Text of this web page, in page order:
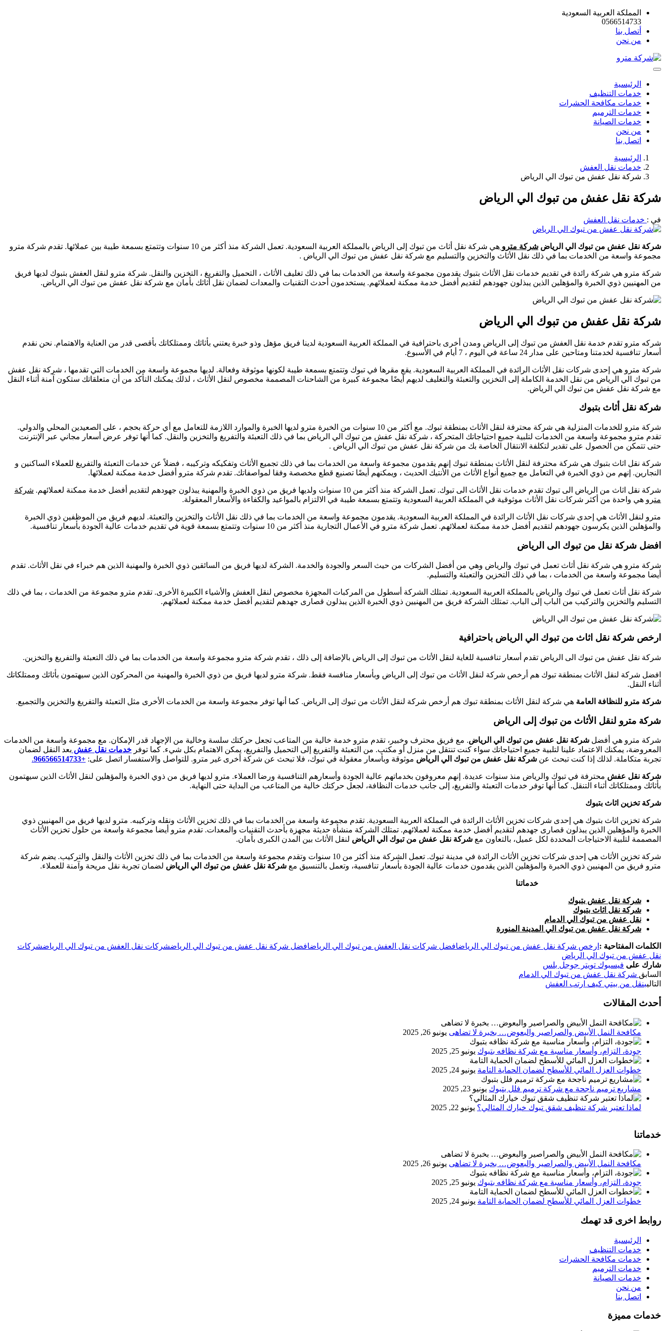
المملكة العربية السعودية
0566514733
أتصل بنا
من نحن
الرئيسية
خدمات التنظيف
خدمات مكافحة الحشرات
خدمات الترميم
خدمات الصيانة
من نحن
اتصل بنا
الرئيسية
خدمات نقل العفش
شركة نقل عفش من تبوك الي الرياض
شركة نقل عفش من تبوك الي الرياض
في : خدمات نقل العفش
شركة نقل عفش من تبوك الي الرياض شركة مترو
هي شركة نقل أثاث من تبوك إلى الرياض بالمملكة العربية السعودية. تعمل الشركة منذ أكثر من 10 سنوات وتتمتع بسمعة طيبة بين عملائها. تقدم شركة مترو
مجموعة واسعة من الخدمات بما في ذلك نقل الأثاث والتخزين والتسليم مع شركة نقل عفش من تبوك الي الرياض .
شركة مترو هي شركة رائدة في تقديم خدمات نقل الأثاث بتبوك يقدمون مجموعة واسعة من الخدمات بما في ذلك تغليف الأثاث ، التحميل والتفريغ ، التخزين والنقل. شركة مترو لنقل العفش بتبوك لديها فريق
من المهنيين ذوي الخبرة والمؤهلين الذين يبذلون جهودهم لتقديم أفضل خدمة ممكنة لعملائهم. يستخدمون أحدث التقنيات والمعدات لضمان نقل أثاثك بأمان مع شركة نقل عفش من تبوك الي الرياض.
شركة نقل عفش من تبوك الي الرياض
شركه مترو تقدم خدمة نقل العفش من تبوك إلى الرياض ومدن أخرى باحترافية في المملكة العربية السعودية لدينا فريق مؤهل وذو خبرة يعتني بأثاثك وممتلكاتك بأقصى قدر من العناية والاهتمام. نحن نقدم
أسعار تنافسية لخدمتنا ومتاحين على مدار 24 ساعة في اليوم ، 7 أيام في الأسبوع.
شركة مترو هي إحدى شركات نقل الأثاث الرائدة في المملكة العربية السعودية. يقع مقرها في تبوك وتتمتع بسمعة طيبة لكونها موثوقة وفعالة. لديها مجموعة واسعة من الخدمات التي تقدمها ، شركة نقل عفش
من تبوك الي الرياض من نقل الخدمة الكاملة إلى التخزين والتعبئة والتغليف لديهم أيضًا مجموعة كبيرة من الشاحنات المصممة مخصوص لنقل الأثاث ، لذلك يمكنك التأكد من أن متعلقاتك ستكون آمنة أثناء النقل
مع شركة نقل عفش من تبوك الي الرياض.
شركة نقل أثاث بتبوك
شركة مترو للخدمات المنزلية هي شركة محترفة لنقل الأثاث بمنطقة تبوك. مع أكثر من 10 سنوات من الخبرة مترو لديها الخبرة والموارد اللازمة للتعامل مع أي حركة بحجم ، على الصعيدين المحلي والدولي.
تقدم مترو مجموعة واسعة من الخدمات لتلبية جميع احتياجاتك المتحركة ، شركة نقل عفش من تبوك الي الرياض بما في ذلك التعبئة والتفريغ والتخزين والنقل. كما أنها توفر عرض أسعار مجاني عبر الإنترنت
حتى تتمكن من الحصول على تقدير لتكلفة الانتقال الخاصة بك من شركة نقل عفش من تبوك الي الرياض .
شركة نقل اثاث بتبوك هي شركة محترفة لنقل الأثاث بمنطقة تبوك إنهم يقدمون مجموعة واسعة من الخدمات بما في ذلك تجميع الأثاث وتفكيكه وتركيبه ، فضلاً عن خدمات التعبئة والتفريغ للعملاء الساكنين و
النجارين. إنهم من ذوي الخبرة في التعامل مع جميع أنواع الأثاث من الأنتيك الحديث ، ويمكنهم أيضًا تصنيع قطع مخصصة وفقا لمواصفاتك. تقدم شركة مترو أفضل خدمة ممكنة لعملائها.
شركة نقل اثاث من الرياض الى تبوك تقدم خدمات نقل الأثاث الى تبوك. تعمل الشركة منذ أكثر من 10 سنوات ولديها فريق من ذوي الخبرة والمهنية يبذلون جهودهم لتقديم أفضل خدمة ممكنة لعملائهم.
شركة
مترو هي واحدة من أكثر شركات نقل الأثاث موثوقية في المملكة العربية السعودية وتتمتع بسمعة طيبة في الالتزام بالمواعيد والكفاءة والأسعار المعقولة.
مترو لنقل الأثاث هي إحدى شركات نقل الأثاث الرائدة في المملكة العربية السعودية. يقدمون مجموعة واسعة من الخدمات بما في ذلك نقل الأثاث والتخزين والتعبئة. لديهم فريق من الموظفين ذوي الخبرة
والمؤهلين الذين يكرسون جهودهم لتقديم أفضل خدمة ممكنة لعملائهم. تعمل شركة مترو في الأعمال التجارية منذ أكثر من 10 سنوات وتتمتع بسمعة قوية في تقديم خدمات عالية الجودة بأسعار تنافسية.
افضل شركة نقل من تبوك الى الرياض
شركة مترو هي شركة نقل أثاث تعمل في تبوك والرياض وهي من أفضل الشركات من حيث السعر والجودة والخدمة. الشركة لديها فريق من السائقين ذوي الخبرة والمهنية الذين هم خبراء في نقل الأثاث. تقدم
أيضا مجموعة واسعة من الخدمات ، بما في ذلك التخزين والتعبئة والتسليم.
شركة نقل أثاث تعمل في تبوك والرياض بالمملكة العربية السعودية. تمتلك الشركة أسطول من المركبات المجهزة مخصوص لنقل العفش والأشياء الكبيرة الأخرى. تقدم مترو مجموعة من الخدمات ، بما في ذلك
التسليم والتخزين والتركيب من الباب إلى الباب. تمتلك الشركة فريق من المهنيين ذوي الخبرة الذين يبذلون قصارى جهدهم لتقديم أفضل خدمة ممكنة لعملائهم.
ارخص شركة نقل اثاث من تبوك الي الرياض باحترافية
شركة نقل عفش من تبوك الى الرياض تقدم أسعار تنافسية للغاية لنقل الأثاث من تبوك إلى الرياض بالإضافة إلى ذلك ، تقدم شركة مترو مجموعة واسعة من الخدمات بما في ذلك التعبئة والتفريغ والتخزين.
افضل شركة لنقل الأثاث بمنطقة تبوك هم أرخص شركة لنقل الأثاث من تبوك إلى الرياض وبأسعار منافسة فقط. شركة مترو لديها فريق من ذوي الخبرة والمهنية من المحركون الذين سيهتمون بأثاثك وممتلكاتك
أثناء النقل.
شركة مترو للنظافة العامة هي شركة لنقل الأثاث بمنطقة تبوك هم أرخص شركة لنقل الأثاث من تبوك إلى الرياض. كما أنها توفر مجموعة واسعة من الخدمات الأخرى مثل التعبئة والتفريغ والتخزين والتجميع.
شركة مترو لنقل الأثاث من تبوك إلى الرياض
شركة مترو هي أفضل شركة نقل عفش من تبوك الي الرياض. مع فريق محترف وخبير، تقدم مترو خدمة خالية من المتاعب تجعل حركتك سلسة وخالية من الإجهاد قدر الإمكان. مع مجموعة واسعة من الخدمات
المعروضة، يمكنك الاعتماد علينا لتلبية جميع احتياجاتك سواء كنت تنتقل من منزل أو مكتب. من التعبئة والتفريغ إلى التحميل والتفريغ، يمكن الاهتمام بكل شيء. كما توفر خدمات نقل عفش بعد النقل لضمان
تجربة متكاملة. لذلك إذا كنت تبحث عن شركة نقل عفش من تبوك الي الرياض موثوقة وبأسعار معقولة في تبوك، فلا تبحث عن شركة أخرى غير مترو. للتواصل والاستفسار اتصل على: +966566514733‎‏
.
شركة نقل عفش محترفة في تبوك والرياض منذ سنوات عديدة. إنهم معروفون بخدماتهم عالية الجودة وأسعارهم التنافسية ورضا العملاء. مترو لديها فريق من ذوي الخبرة والمؤهلين لنقل الأثاث الذين سيهتمون
بأثاثك وممتلكاتك أثناء التنقل. كما أنها توفر خدمات التعبئة والتفريغ، إلى جانب خدمات النظافة، لجعل حركتك خالية من المتاعب من البداية حتى النهاية.
شركة تخزين اثاث بتبوك
شركة تخزين اثاث بتبوك هي إحدى شركات تخزين الأثاث الرائدة في المملكة العربية السعودية. تقدم مجموعة واسعة من الخدمات بما في ذلك تخزين الأثاث ونقله وتركيبه. مترو لديها فريق من المهنيين ذوي
الخبرة والمؤهلين الذين يبذلون قصارى جهدهم لتقديم أفضل خدمة ممكنة لعملائهم. تمتلك الشركة منشأة حديثة مجهزة بأحدث التقنيات والمعدات. تقدم مترو أيضا مجموعة واسعة من حلول تخزين الأثاث
المصممة لتلبية الاحتياجات المحددة لكل عميل، بالتعاون مع شركة نقل عفش من تبوك الي الرياض لنقل الأثاث بين المدن الكبرى بأمان.
شركة تخزين الأثاث هي إحدى شركات تخزين الأثاث الرائدة في مدينة تبوك. تعمل الشركة منذ أكثر من 10 سنوات وتقدم مجموعة واسعة من الخدمات بما في ذلك تخزين الأثاث والنقل والتركيب. يضم شركة
مترو فريق من المهنيين ذوي الخبرة والمؤهلين الذين يقدمون خدمات عالية الجودة بأسعار تنافسية، وتعمل بالتنسيق مع شركة نقل عفش من تبوك الي الرياض لضمان تجربة نقل مريحة وآمنة للعملاء.
خدماتنا
شركة نقل عفش بتبوك
شركة نقل اثاث بتبوك
نقل عفش من تبوك الي الدمام
شركة نقل عفش من تبوك الي المدينة المنورة
الكلمات المفتاحية : ارخص شركة نقل عفش من تبوك الي الرياضافضل شركات نقل العفش من تبوك الي الرياضافضل شركة نقل عفش من تبوك الي الرياضشركات نقل العفش من تبوك الي الرياضشركات
نقل عفش من تبوك الي الرياض
شارك على فيسبوك تويتر جوجل بلس
السابق شركة نقل عفش من تبوك الي الدمام
التاليبنقل من بيتي كيف ارتب العفش
أحدث المقالات
مكافحة النمل الأبيض والصراصير والبعوض… بخبرة لا تضاهى يونيو 26, 2025
جودة، التزام، وأسعار مناسبة مع شركة نظافه بتبوك يونيو 25, 2025
خطوات العزل المائي للأسطح لضمان الحماية التامة يونيو 24, 2025
مشاريع ترميم ناجحة مع شركة ترميم فلل بتبوك يونيو 23, 2025
لماذا تعتبر شركة تنظيف شقق تبوك خيارك المثالي؟ يونيو 22, 2025
خدماتنا
مكافحة النمل الأبيض والصراصير والبعوض… بخبرة لا تضاهى يونيو 26, 2025
جودة، التزام، وأسعار مناسبة مع شركة نظافه بتبوك يونيو 25, 2025
خطوات العزل المائي للأسطح لضمان الحماية التامة يونيو 24, 2025
روابط اخرى قد تهمك
الرئيسية
خدمات التنظيف
خدمات مكافحة الحشرات
خدمات الترميم
خدمات الصيانة
من نحن
اتصل بنا
خدمات مميزة